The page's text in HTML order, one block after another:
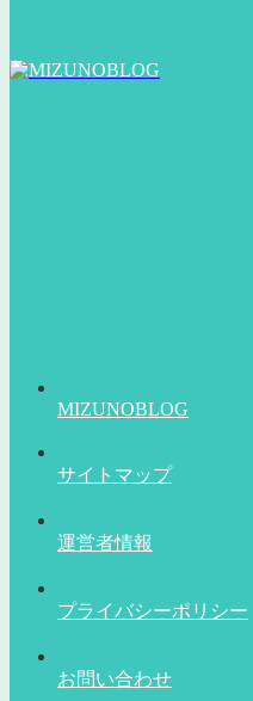
MIZUNOBLOG
サイトマップ
運営者情報
プライバシーポリシー
お問い合わせ